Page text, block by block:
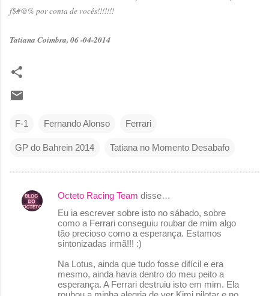
f$#@% por conta de vocês!!!!!!!
Tatiana Coimbra, 06 -04-2014
F-1 Fernando Alonso Ferrari
GP do Bahrein 2014 Tatiana no Momento Desabafo
C
Octeto Racing Team disse…
Eu ia escrever sobre isto no sábado, sobre
como a Ferrari conseguiu roubar de mim algo
tão precioso como a esperança. Estamos
sintonizadas irmã!!! :)
Na Lotus, ainda que tudo fosse difícil e era
mesmo, ainda havia dentro do meu peito a
esperança. A Ferrari destruiu isto em mim. Ela